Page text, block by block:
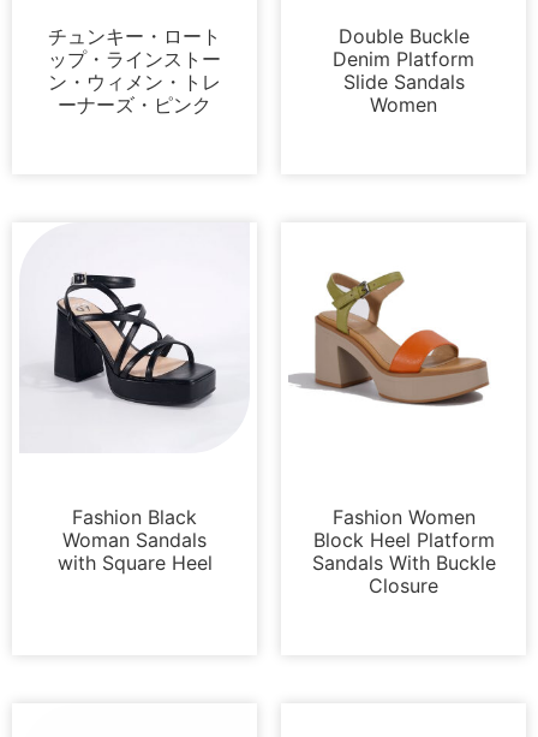
チュンキー・ロート
ップ・ラインストー
ン・ウィメン・トレ
ーナーズ・ピンク
Double Buckle
Denim Platform
Slide Sandals
Women
Fashion Black
Woman Sandals
with Square Heel
Fashion Women
Block Heel Platform
Sandals With Buckle
Closure